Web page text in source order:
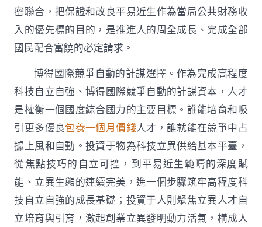
密聯合，把保證和改良平易近生作為當局公共財務收
入的優先標的目的，是推進人的周全成長、完成全部
國民配合富饒的必定請求。
博得國際競爭自動的計謀選擇。作為完成高程度
科技自立自強、博得國際競爭自動的計謀資本，人才
是權衡一個國度綜合國力的主要目標。誰能培育和吸
引更多優良包養一個月價錢人才，誰就能在競爭中占
據上風和自動。投資于物為科技立異供給基本平臺，
從焦點技巧的自立可控，到平易近生範疇的深度賦
能、立異生態的連續完美，進一個步驟筑牢高程度科
技自立自強的成長基礎；投資于人則聚焦立異人才自
立培育與引育，激起創業立異發明動力活氣，構成人